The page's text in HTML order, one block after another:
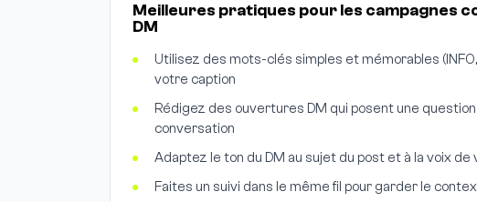
Meilleures pratiques pour les campagnes
DM
Utilisez des mots-clés simples et mémorables (INFO,
votre caption
Rédigez des ouvertures DM qui posent une
conversation
Adaptez le ton du DM au sujet du post et à la voix
Faites un suivi dans le même fil pour garder le